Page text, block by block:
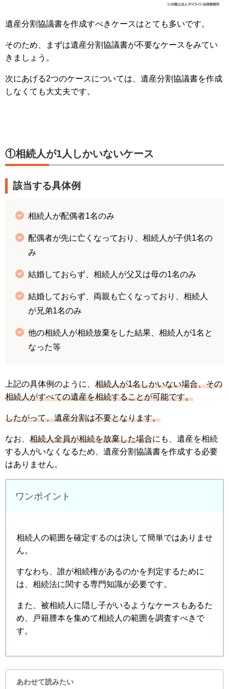
遺産分割協議書を作成すべきケースはとても多いです。
そのため、まずは遺産分割協議書が不要なケースをみてい
きましょう。
次にあげる2つのケースについては、遺産分割協議書を作成
しなくても大丈夫です。
①相続人が1人しかいないケース
該当する具体例
相続人が配偶者1名のみ
配偶者が先に亡くなっており、相続人が子供1名の
み
結婚しておらず、相続人が父又は母の1名のみ
結婚しておらず、両親も亡くなっており、相続人
が兄弟1名のみ
他の相続人が相続放棄をした結果、相続人が1名と
なった等
上記の具体例のように、 相続人が1名しかいない場合、その
相続人がすべての遺産を相続することが可能です。
したがって、遺産分割は不要となります。
なお、 相続人全員が相続を放棄した場合にも、遺産を相続
する人がいなくなるため、遺産分割協議書を作成する必要
はありません。
ワンポイント
相続人の範囲を確定するのは決して簡単ではありませ
ん。
すなわち、誰が相続権があるのかを判定するために
は、相続法に関する専門知識が必要です。
また、被相続人に隠し子がいるようなケースもあるた
め、戸籍謄本を集めて相続人の範囲を調査すべきで
す。
あわせて読みたい